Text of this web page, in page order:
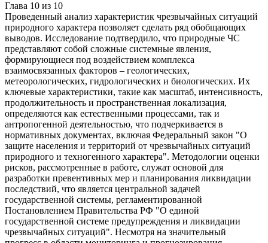
Глава 10 из 10
Проведенный анализ характеристик чрезвычайных ситуаций
природного характера позволяет сделать ряд обобщающих
выводов. Исследование подтвердило, что природные ЧС
представляют собой сложные системные явления,
формирующиеся под воздействием комплекса
взаимосвязанных факторов – геологических,
метеорологических, гидрологических и биологических. Их
ключевые характеристики, такие как масштаб, интенсивность,
продолжительность и пространственная локализация,
определяются как естественными процессами, так и
антропогенной деятельностью, что подчеркивается в
нормативных документах, включая Федеральный закон "О
защите населения и территорий от чрезвычайных ситуаций
природного и техногенного характера". Методологии оценки
рисков, рассмотренные в работе, служат основой для
разработки превентивных мер и планирования ликвидации
последствий, что является центральной задачей
государственной системы, регламентированной
Постановлением Правительства РФ "О единой
государственной системе предупреждения и ликвидации
чрезвычайных ситуаций". Несмотря на значительный